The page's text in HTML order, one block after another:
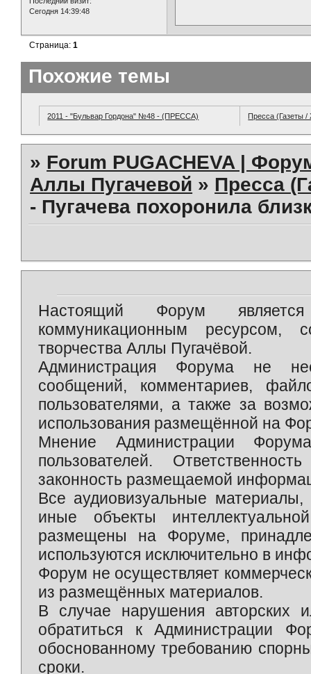
Сегодня 14:39:48
Страница:1
Похожие темы
2011 - "Бульвар Гордона" №48 - (ПРЕССА) Пресса (Газеты
» Forum PUGACHEVA |
Аллы Пугачевой » Пресса
- Пугачева похоронила
Настоящий Форум является
коммуникационным ресурсом,
творчества Аллы Пугачёвой.
Администрация Форума не
сообщений, комментариев,
пользователями, а также за
использования размещённой на
Мнение Администрации
пользователей.
законность размещаемой
Все аудиовизуальные
иные объекты
размещены на Форуме,
используются исключительно в
Форум не осуществляет
из размещённых материалов.
В случае нарушения авторских
обратиться к Администрации
обоснованному требованию
сроки.